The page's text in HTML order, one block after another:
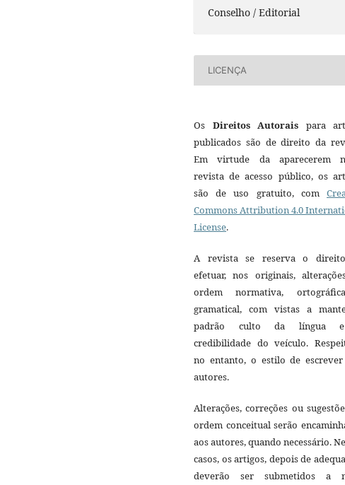
Conselho / Editorial
LICENÇA
Os Direitos Autorais para
publicados são de direito da
Em virtude da aparecerem
revista de acesso público, os
são de uso gratuito, com
Commons Attribution 4.0
License.
A revista se reserva o
efetuar, nos originais,
ordem normativa,
gramatical, com vistas a
padrão culto da língua
credibilidade do veículo.
no entanto, o estilo de
autores.
Alterações, correções ou
ordem conceitual serão
aos autores, quando necessário.
casos, os artigos, depois de
deverão ser submetidos a